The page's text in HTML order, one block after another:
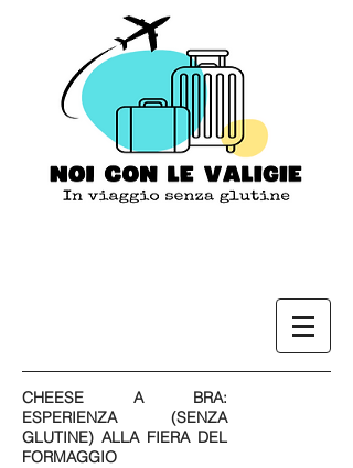
CHEESE A BRA:
ESPERIENZA (SENZA
GLUTINE) ALLA FIERA DEL
FORMAGGIO